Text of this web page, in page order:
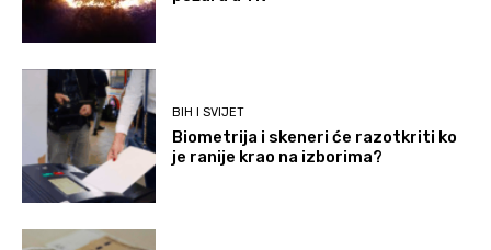
BIH I SVIJET
Biometrija i skeneri će razotkriti ko
je ranije krao na izborima?